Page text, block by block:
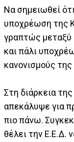
Να σημειωθεί
υποχρέωση της
γραπτώς μεταξύ
και πάλι
κανονισμούς της
Στη διάρκεια
απεκάλυψε για
πιο πάνω.
θέλει την Ε.Ε.Δ.